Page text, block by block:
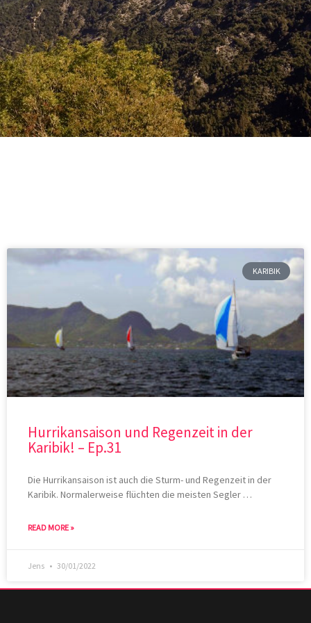
KARIBIK
Hurrikansaison und Regenzeit in der
Karibik! – Ep.31
Die Hurrikansaison ist auch die Sturm- und Regenzeit in der
Karibik. Normalerweise flüchten die meisten Segler …
READ MORE »
Jens 30/01/2022